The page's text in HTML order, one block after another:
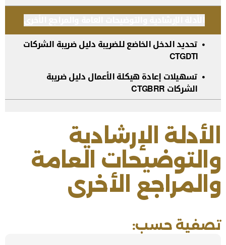
تحديد الدخل الخاضع للضريبة دليل ضريبة الشركات
CTGDTI
تسهيلات إعادة هيكلة الأعمال دليل ضريبة
الشركات CTGBRR
الأدلة الإرشادية
والتوضيحات العامة
والمراجع الأخرى
تصفية حسب: